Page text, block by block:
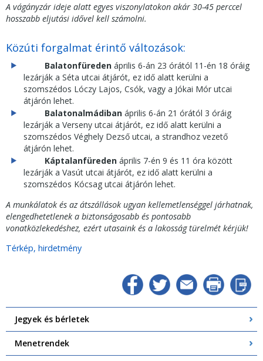
A vágányzár ideje alatt egyes viszonylatokon akár 30-45 perccel
hosszabb eljutási idővel kell számolni.
Közúti forgalmat érintő változások:
Balatonfüreden április 6-án 23 órától 11-én 18 óráig
lezárják a Séta utcai átjárót, ez idő alatt kerülni a
szomszédos Lóczy Lajos, Csók, vagy a Jókai Mór utcai
átjárón lehet.
Balatonalmádiban április 6-án 21 órától 3 óráig
lezárják a Verseny utcai átjárót, ez idő alatt kerülni a
szomszédos Véghely Dezső utcai, a strandhoz vezető
átjárón lehet.
Káptalanfüreden április 7-én 9 és 11 óra között
lezárják a Vasút utcai átjárót, ez idő alatt kerülni a
szomszédos Kócsag utcai átjárón lehet.
A munkálatok és az átszállások ugyan kellemetlenséggel járhatnak,
elengedhetetlenek a biztonságosabb és pontosabb
vonatközlekedéshez, ezért utasaink és a lakosság türelmét kérjük!
Térkép, hirdetmény
Jegyek és bérletek
Menetrendek